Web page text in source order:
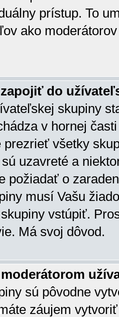
prístup. To
ako
do
skupiny
v hornej
prezrieť všetky
uzavreté a
požiadať o
musí Vašu
vstúpiť.
Má svoj dôvod.
sú pôvodne
záujem